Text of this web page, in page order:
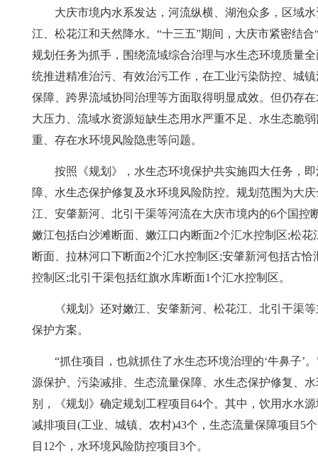
大庆市境内水系发达，河流纵横、湖泡众多，区域水
江、松花江和天然降水。“十三五”期间，大庆市紧密结合
规划任务为抓手，围绕流域综合治理与水生态环境质量
统推进精准治污、有效治污工作，在工业污染防控、城
保障、跨界流域协同治理等方面取得明显成效。但仍存
大压力、流域水资源短缺生态用水严重不足、水生态脆
重、存在水环境风险隐患等问题。
按照《规划》，水生态环境保护共实施四大任务，即
障、水生态保护修复及水环境风险防控。规划范围为大
江、安肇新河、北引干渠等河流在大庆市境内的6个国控
嫩江包括白沙滩断面、嫩江口内断面2个汇水控制区;松花
断面、拉林河口下断面2个汇水控制区;安肇新河包括古恰
控制区;北引干渠包括红旗水库断面1个汇水控制区。
《规划》还对嫩江、安肇新河、松花江、北引干渠等
保护方案。
“抓住项目，也就抓住了水生态环境治理的‘牛鼻子’。
源保护、污染减排、生态流量保障、水生态保护修复、
别，《规划》确定规划工程项目64个。其中，饮用水水
减排项目(工业、城镇、农村)43个，生态流量保障项目5
目12个，水环境风险防控项目3个。